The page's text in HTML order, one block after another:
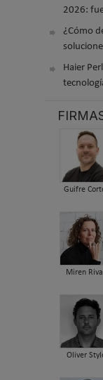
2026:
¿Cómo
Haier
Guifre
Miren
Oliver